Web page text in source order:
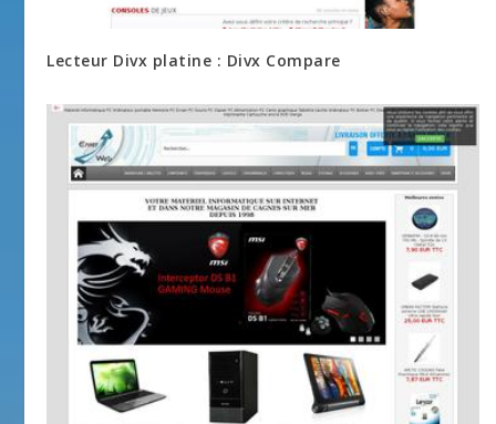
Lecteur Divx platine : Divx Compare